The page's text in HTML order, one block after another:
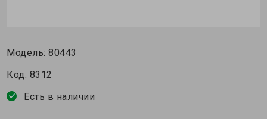
Модель:80443
Код: 8312
Есть в наличии